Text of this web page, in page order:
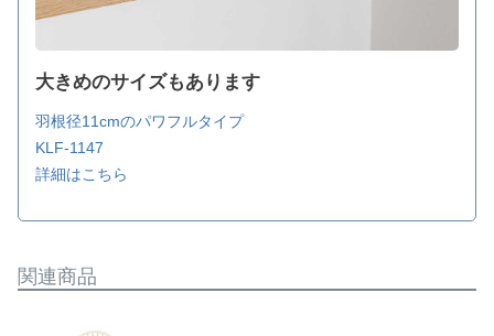
大きめのサイズもあります
羽根径11cmのパワフルタイプ
KLF-1147
詳細はこちら
関連商品